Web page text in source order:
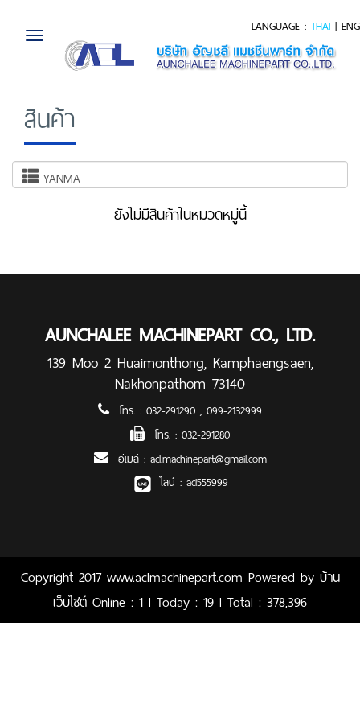
LANGUAGE : THAI | ENG
Toggle
navigation
สินค้า
YANMA
ยังไม่มีสินค้าในหมวดหมู่นี้
AUNCHALEE MACHINEPART CO., LTD.
139 Moo 2 Huaimonthong, Kamphaengsaen,
Nakhonpathom 73140
โทร. : 032-291290 , 099-2132999
โทร. : 032-291280
อีเมล์ : acl.machinepart@gmail.com
ไลน์ : acl555999
Copyright 2017 www.aclmachinepart.com Powered by บ้าน
เว็บไซต์ Online : 1 l Today : 19 l Total : 378,396